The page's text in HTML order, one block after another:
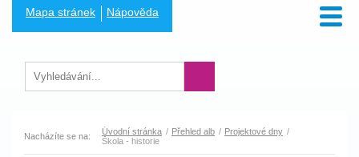
Mapa stránek Nápověda
Nacházíte se na: Úvodní stránka Přehled alb
Projektové dny
Škola - historie